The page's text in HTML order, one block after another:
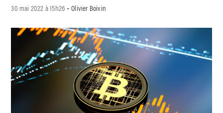
30 mai 2022 à 15h26 -Olivier Boivin